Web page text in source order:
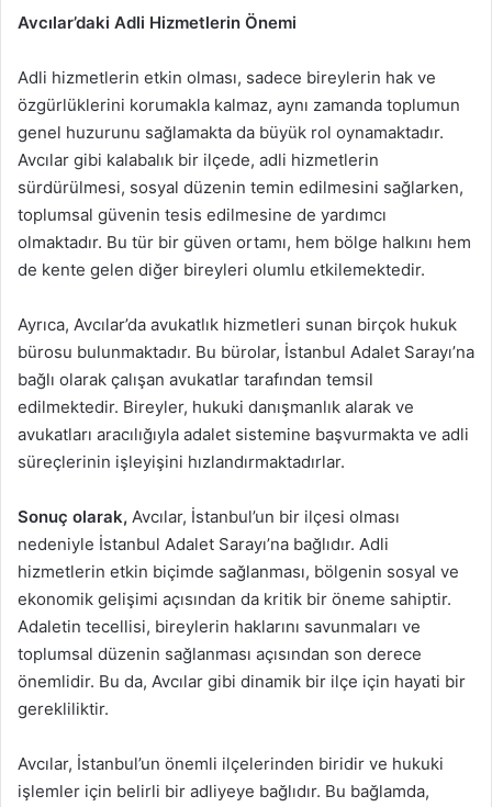
Avcılar’daki Adli Hizmetlerin Önemi
Adli hizmetlerin etkin olması, sadece bireylerin hak ve
özgürlüklerini korumakla kalmaz, aynı zamanda toplumun
genel huzurunu sağlamakta da büyük rol oynamaktadır.
Avcılar gibi kalabalık bir ilçede, adli hizmetlerin
sürdürülmesi, sosyal düzenin temin edilmesini sağlarken,
toplumsal güvenin tesis edilmesine de yardımcı
olmaktadır. Bu tür bir güven ortamı, hem bölge halkını hem
de kente gelen diğer bireyleri olumlu etkilemektedir.
Ayrıca, Avcılar’da avukatlık hizmetleri sunan birçok hukuk
bürosu bulunmaktadır. Bu bürolar, İstanbul Adalet Sarayı’na
bağlı olarak çalışan avukatlar tarafından temsil
edilmektedir. Bireyler, hukuki danışmanlık alarak ve
avukatları aracılığıyla adalet sistemine başvurmakta ve adli
süreçlerinin işleyişini hızlandırmaktadırlar.
Sonuç olarak, Avcılar, İstanbul’un bir ilçesi olması
nedeniyle İstanbul Adalet Sarayı’na bağlıdır. Adli
hizmetlerin etkin biçimde sağlanması, bölgenin sosyal ve
ekonomik gelişimi açısından da kritik bir öneme sahiptir.
Adaletin tecellisi, bireylerin haklarını savunmaları ve
toplumsal düzenin sağlanması açısından son derece
önemlidir. Bu da, Avcılar gibi dinamik bir ilçe için hayati bir
gerekliliktir.
Avcılar, İstanbul’un önemli ilçelerinden biridir ve hukuki
işlemler için belirli bir adliyeye bağlıdır. Bu bağlamda,